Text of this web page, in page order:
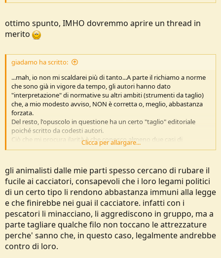
primis a livello europeo, ma anche globale) ma come sempre si parla
di cittadini onesti, a tutto vantaggio della criminalità, che può agire
ancor più indisturbata. Negli stessi stati uniti, il maggior numero di
negli stati con norme più severe sull'acquisto e porto delle armi, non
certo negli stati con più libertà di porto.
approfondire in un topic apposito.
ottimo spunto, IMHO dovremmo aprire un thread in
merito
giadamo ha scritto:
...mah, io non mi scaldarei più di tanto...A parte il richiamo a norme
che sono già in vigore da tempo, gli autori hanno dato
"interpretazione" di normative su altri ambiti (strumenti da taglio)
che, a mio modesto avviso, NON è corretta o, meglio, abbastanza
forzata.
Del resto, l'opuscolo in questione ha un certo "taglio" editoriale
poiché scritto da codesti autori.
Ciò che mi procura ilarità è che conosco almeno due casi di
costruzioni abusive ed illegittime (non sanabili) in zona rurale, che,
Comune competente, sono ancora in essere per via dei ricorsi
capziosi del proprietario (ovviamente con la connivenza di un paio
di impiegati al Settore Urbanistica...).
Ora la parte più divertente: il propietario delle costruzioni abusive è
un ex ispettore della Polizia di Stato.
E ha costruito (male) tutto quanto lui, per giunta.
Quindi, rilassatevi, in Italia è sufficiente usare un po' di "savoir faire"
e muoversi "sottotono" per evitare guai.
Penso abbiate capito cosa intendo.
Clicca per allargare...
gli animalisti dalle mie parti spesso cercano di rubare il
fucile ai cacciatori, consapevoli che i loro legami politici
di un certo tipo li rendono abbastanza immuni alla legge
e che finirebbe nei guai il cacciatore. infatti con i
pescatori li minacciano, li aggrediscono in gruppo, ma a
parte tagliare qualche filo non toccano le attrezzature
perche' sanno che, in questo caso, legalmente andrebbe
contro di loro.